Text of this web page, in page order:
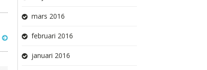
mars 2016
februari 2016
januari 2016